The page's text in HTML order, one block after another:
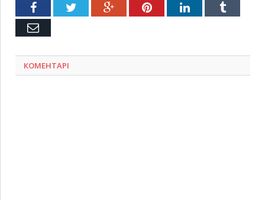
FacebookTwitter Google+PinterestLinkedInTumblr
Емейл
КОМЕНТАРІ